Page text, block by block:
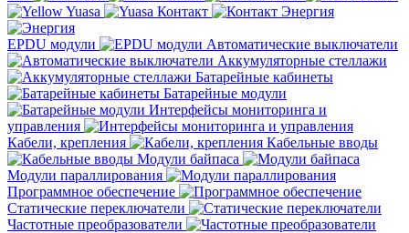
Yuasa
Контакт Энергия
EPDU модули
Автоматические выключатели
Аккумуляторные стеллажи
Батарейные кабинеты
Батарейные модули
Интерфейсы мониторинга и
управления
Кабели, крепления
Кабельные вводы
Модули байпаса
Модули параллирования
Программное обеспечение
Статические переключатели
Частотные преобразователи